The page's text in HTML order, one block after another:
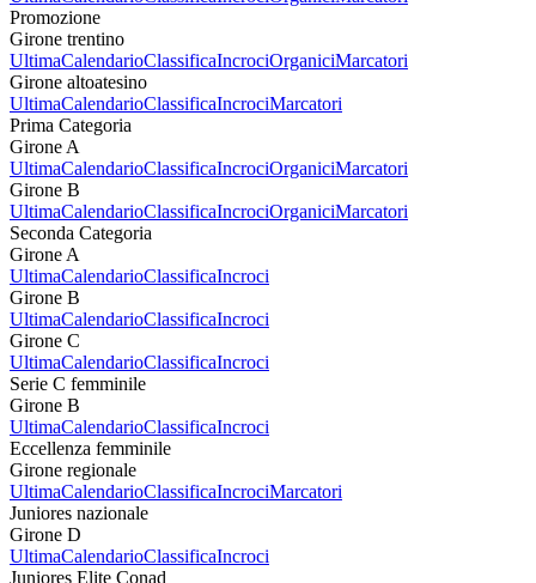
Promozione
Girone trentino
UltimaCalendarioClassificaIncrociOrganiciMarcatori
Girone altoatesino
UltimaCalendarioClassificaIncrociMarcatori
Prima Categoria
Girone A
UltimaCalendarioClassificaIncrociOrganiciMarcatori
Girone B
UltimaCalendarioClassificaIncrociOrganiciMarcatori
Seconda Categoria
Girone A
UltimaCalendarioClassificaIncroci
Girone B
UltimaCalendarioClassificaIncroci
Girone C
UltimaCalendarioClassificaIncroci
Serie C femminile
Girone B
UltimaCalendarioClassificaIncroci
Eccellenza femminile
Girone regionale
UltimaCalendarioClassificaIncrociMarcatori
Juniores nazionale
Girone D
UltimaCalendarioClassificaIncroci
Juniores Elite Conad